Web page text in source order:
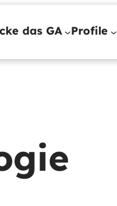
das GA Profile